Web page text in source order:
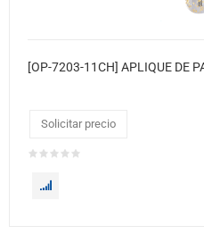
Solicitar precio